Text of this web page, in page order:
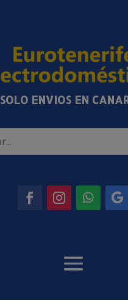
SOLO ENVIOS EN